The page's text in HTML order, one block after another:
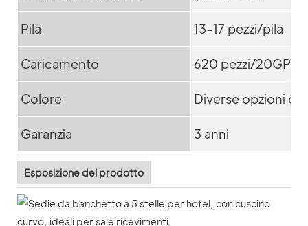
Pila 13-17 pezzi/pila
Caricamento 620 pezzi/20GP;
Colore Diverse opzioni di
Garanzia 3 anni
Esposizione del prodotto